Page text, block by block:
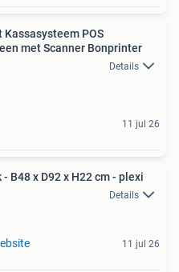
Kassasysteem POS
met Scanner Bonprinter
Details
11 jul 26
- B48 x D92 x H22 cm - plexi
Details
11 jul 26